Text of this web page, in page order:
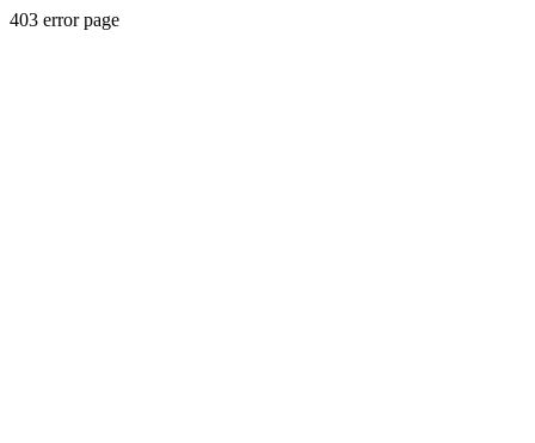
403 error page